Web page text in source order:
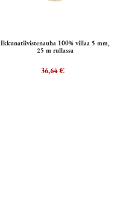
Ikkunatiivistenauha 100% villaa 5 mm,
25 m rullassa
36,64€